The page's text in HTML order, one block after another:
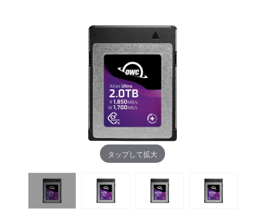
アップグレードとツール
タップして拡大